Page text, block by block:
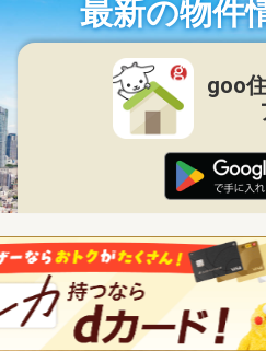
最新の物件
goo